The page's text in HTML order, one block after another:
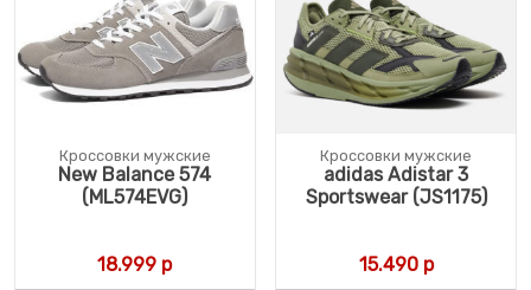
Кроссовки мужские
New Balance 574
(ML574EVG)
18.999 р
Кроссовки мужские
adidas Adistar 3
Sportswear (JS1175)
15.490р